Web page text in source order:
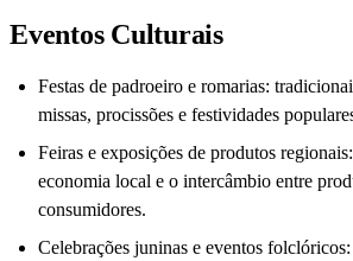
Eventos Culturais
Festas de padroeiro e romarias:
missas, procissões e festividades
Feiras e exposições de produtos
economia local e o intercâmbio entre
consumidores.
Celebrações juninas e eventos